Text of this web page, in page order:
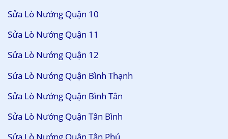
Sửa Lò Nướng Quận 10
Sửa Lò Nướng Quận 11
Sửa Lò Nướng Quận 12
Sửa Lò Nướng Quận Bình Thạnh
Sửa Lò Nướng Quận Bình Tân
Sửa Lò Nướng Quận Tân Bình